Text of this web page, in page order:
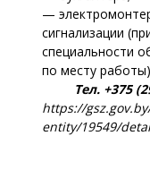
—
сигнализации
специальности
по месту
Тел. +375
https://
entity/19549/